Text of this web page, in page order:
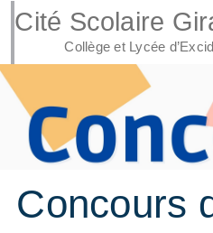
Cité Scolaire
Collège et Lycée
Concours